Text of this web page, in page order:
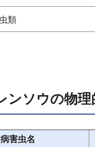
類
ンソウの物理
病害虫名